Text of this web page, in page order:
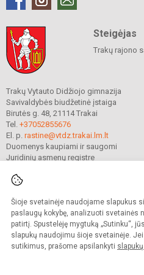
Šioje svetainėje naudojame slapukus
paslaugų kokybę, analizuoti svetainės
patirtį. Spustelėję mygtuką „Sutinku“,
slapukų naudojimu šioje svetainėje.
sutikimus, prašome apsilankyti
Steigėjas
Trakų rajono
Trakų Vytauto Didžiojo gimnazija
Savivaldybės biudžetinė įstaiga
Birutės g. 48, 21114 Trakai
Tel. +37052855676
El. p. rastine@vtdz.trakai.lm.lt
Duomenys kaupiami ir saugomi
Juridinių asmenų registre
© 2021. Trakų Vytauto Didžiojo
Kopijuoti turinį be raštiško
Prieinamumo paraiška